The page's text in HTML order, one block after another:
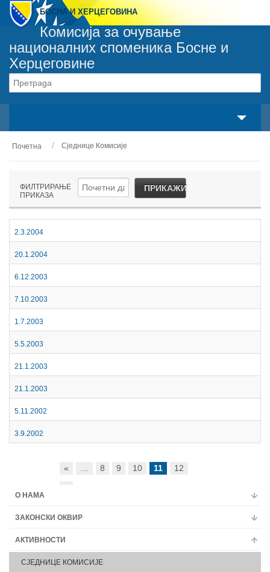
БОСНА И ХЕРЦЕГОВИНА
Комисија за очување
националних споменика Босне и
Херцеговине
О нама
Национални споменици
Сервиси
Почетна Сједнице Комисије
ФИЛТРИРАЊЕ
ПРИКАЗА
ПРИКАЖИ
2.3.2004
20.1.2004
6.12.2003
7.10.2003
1.7.2003
5.5.2003
21.1.2003
21.1.2003
5.11.2002
3.9.2002
« 8 9 10 11
12
О НАМА
ЗАКОНСКИ ОКВИР
АКТИВНОСТИ
СЈЕДНИЦЕ КОМИСИЈЕ